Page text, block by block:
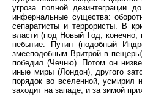
угроза полной дезинтеграции
инфернальные существа:
сепаратисты и террористы. В
власти (под Новый Год,
небытие. Путин (подобный
змееподобным Вритрой в
победил (Чечню). Потом он
иные миры (Лондон), другого
порядок во вселенной, усмирил
заходит на западе, и за зимой